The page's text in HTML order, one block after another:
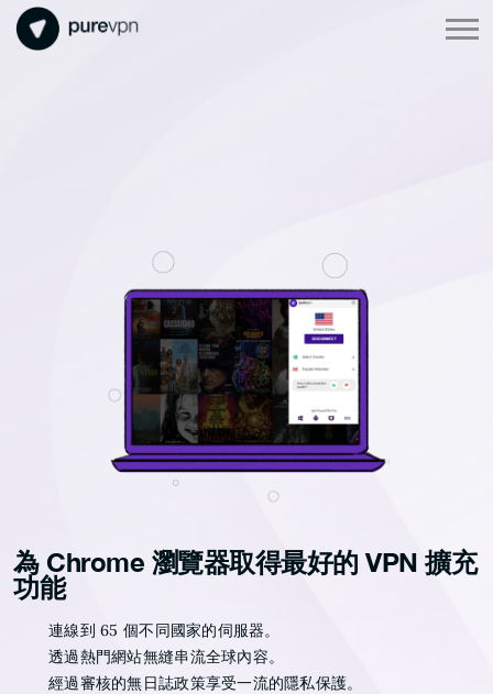
為 Chrome 瀏覽器取得最好的 VPN 擴充
功能
連線到 65 個不同國家的伺服器。
透過熱門網站無縫串流全球內容。
經過審核的無日誌政策享受一流的隱私保護。